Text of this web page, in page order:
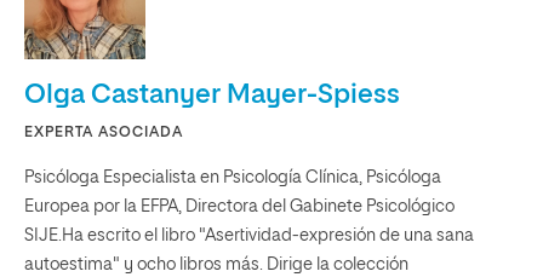
Olga Castanyer Mayer-Spiess
EXPERTA ASOCIADA
Psicóloga Especialista en Psicología Clínica, Psicóloga
Europea por la EFPA, Directora del Gabinete Psicológico
SIJE.Ha escrito el libro "Asertividad-expresión de una sana
autoestima" y ocho libros más. Dirige la colección